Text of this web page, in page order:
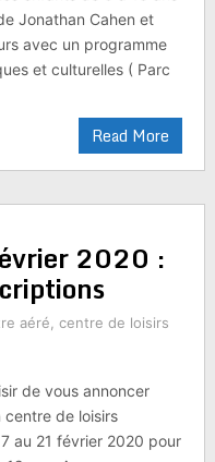
Jonathan Cahen et
avec un programme
et culturelles ( Parc
Read More
2020 :
aéré centre de loisirs
de vous annoncer
centre de loisirs
au 21 février 2020 pour